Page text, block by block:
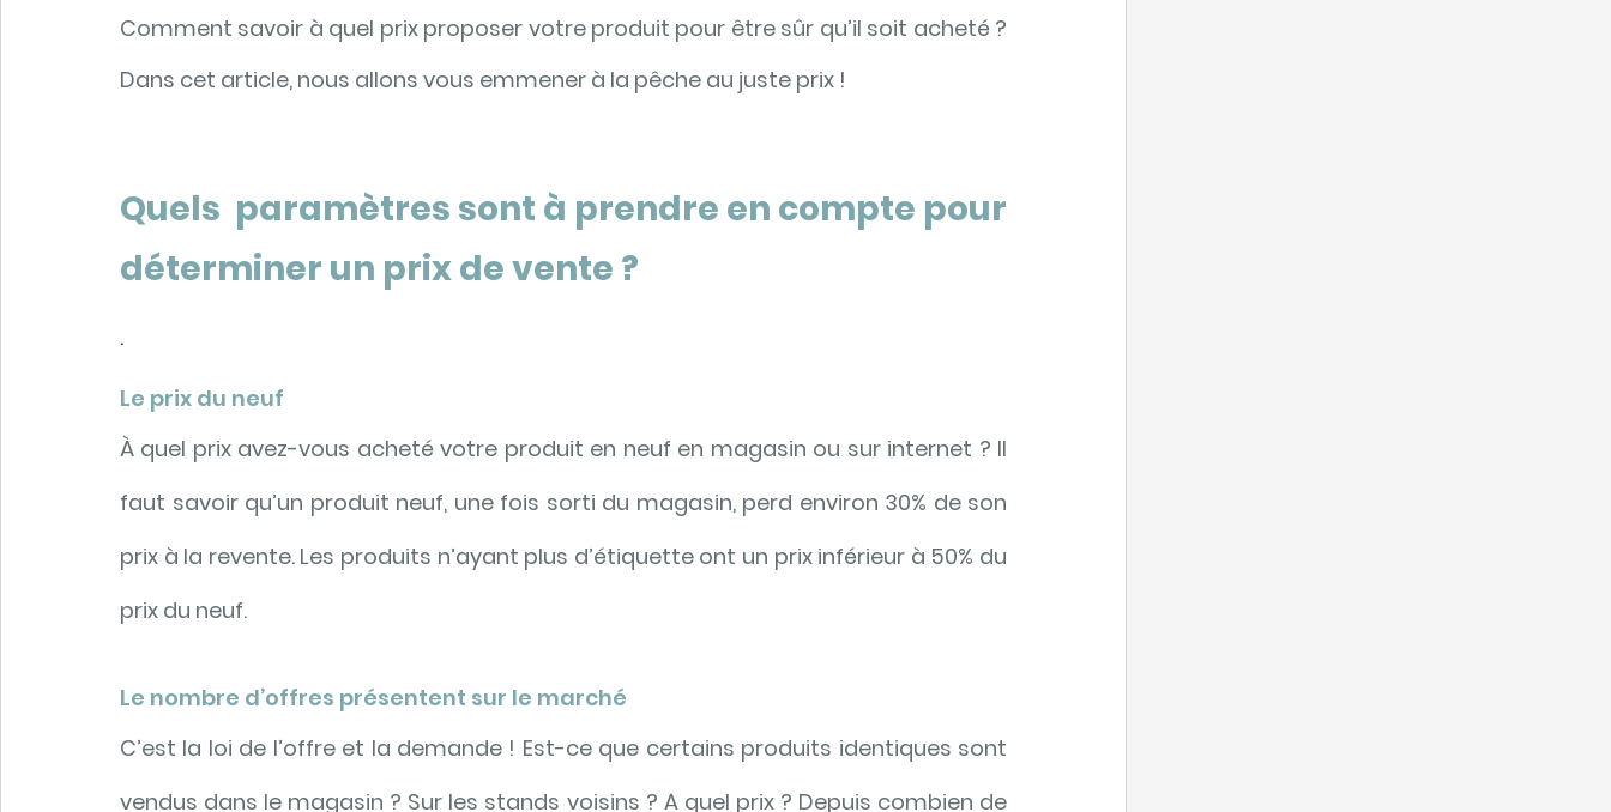
Comment savoir à quel prix proposer votre produit pour être sûr qu’il soit acheté ?
Dans cet article, nous allons vous emmener à la pêche au juste prix !
Quels  paramètres sont à prendre en compte pour
déterminer un prix de vente ?
.
Le prix du neuf
À quel prix avez-vous acheté votre produit en neuf en magasin ou sur internet ? Il
faut savoir qu’un produit neuf, une fois sorti du magasin, perd environ 30% de son
prix à la revente. Les produits n’ayant plus d’étiquette ont un prix inférieur à 50% du
prix du neuf.
Le nombre d’offres présentent sur le marché
C’est la loi de l’offre et la demande ! Est-ce que certains produits identiques sont
vendus dans le magasin ? Sur les stands voisins ? A quel prix ? Depuis combien de